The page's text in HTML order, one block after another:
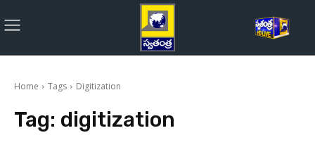
Home Tags Digitization
Tag: digitization